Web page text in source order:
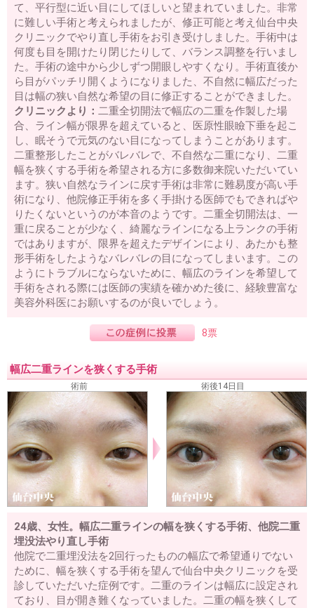
眼精疲労・肩こり・頭痛
上まぶたのタルミ取り失敗
裏ハ
ムラ法失敗
鼻プロテーゼが曲がっている
鼻プロテーゼ入
れ替え
小鼻縮小失敗 鼻尖縮小失敗 隆鼻注射失敗
レデ
ィエッセ失敗・除去
くぼみ目注射失敗 口唇注射失敗
ワ
キガの再手術
名医を知りたい
二重の名医を知りたい
埋没法の名医を知りたい
当院のご案内 料金表 アクセス 相談・質問 ご予約
て、平行型に近い目にしてほしいと望まれていました。非常
に難しい手術と考えられましたが、修正可能と考え仙台中央
クリニックでやり直し手術をお引き受けしました。手術中は
何度も目を開けたり閉じたりして、バランス調整を行いまし
た。手術の途中から少しずつ開眼しやすくなり。手術直後か
ら目がパッチリ開くようになりました、不自然に幅広だった
目は幅の狭い自然な希望の目に修正することができました。
クリニックより： 二重全切開法で幅広の二重を作製した場
合、ライン幅が限界を超えていると、医原性眼瞼下垂を起こ
し、眠そうで元気のない目になってしまうことがあります。
二重整形したことがバレバレで、不自然な二重になり、二重
幅を狭くする手術を希望される方に多数御来院いただいてい
ます。狭い自然なラインに戻す手術は非常に難易度が高い手
術になり、他院修正手術を多く手掛ける医師でもできればや
りたくないというのが本音のようです。二重全切開法は、一
重に戻ることが少なく、綺麗なラインになる上ランクの手術
ではありますが、限界を超えたデザインにより、あたかも整
形手術をしたようなバレバレの目になってしまいます。この
ようにトラブルにならないために、幅広のラインを希望して
手術をされる際には医師の実績を確かめた後に、経験豊富な
美容外科医にお願いするのが良いでしょう。
8票
幅広二重ラインを狭くする手術
術前 術後14日目
24歳、女性。幅広二重ラインの幅を狭くする手術、他院二重
埋没法やり直し手術
他院で二重埋没法を2回行ったものの幅広で希望通りでない
ために、幅を狭くする手術を望んで仙台中央クリニックを受
診していただいた症例です。二重のラインは幅広に設定され
ており、目が開き難くなっていました。二重の幅を狭くして